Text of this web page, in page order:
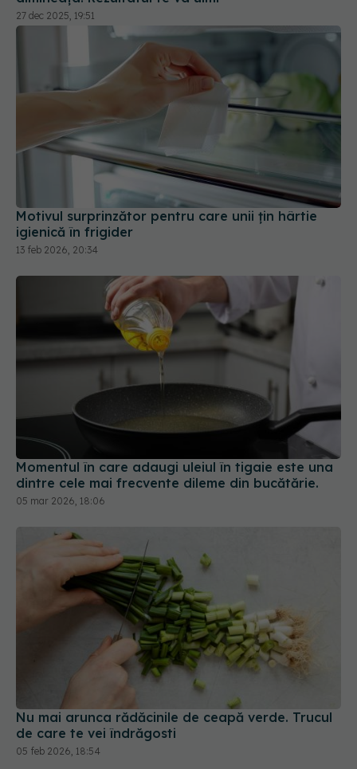
Motivul surprinzător pentru care unii țin hârtie
igienică în frigider
13 feb 2026, 20:34
Momentul în care adaugi uleiul în tigaie este una
dintre cele mai frecvente dileme din bucătărie.
Nu mai arunca rădăcinile de ceapă verde. Trucul
de care te vei îndrăgosti